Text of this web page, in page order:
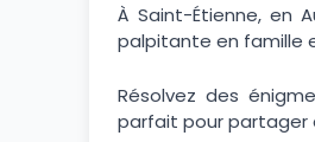
À Saint-Étienne, en
palpitante en famille
Résolvez des
parfait pour partager